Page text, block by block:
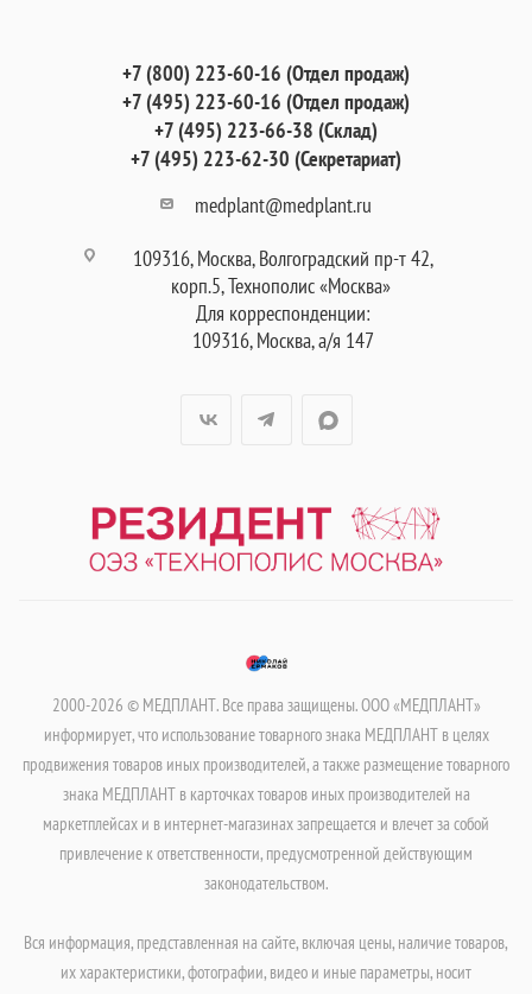
+7 (800) 223-60-16 (Отдел продаж)
+7 (495) 223-60-16 (Отдел продаж)
+7 (495) 223-66-38 (Склад)
+7 (495) 223-62-30 (Секретариат)
medplant@medplant.ru
109316, Москва, Волгоградский пр-т 42,
корп.5, Технополис «Москва»
Для корреспонденции:
109316, Москва, а/я 147
2000-2026 © МЕДПЛАНТ. Все права защищены. ООО «МЕДПЛАНТ»
информирует, что использование товарного знака МЕДПЛАНТ в целях
продвижения товаров иных производителей, а также размещение товарного
знака МЕДПЛАНТ в карточках товаров иных производителей на
маркетплейсах и в интернет-магазинах запрещается и влечет за собой
привлечение к ответственности, предусмотренной действующим
законодательством.
Вся информация, представленная на сайте, включая цены, наличие товаров,
их характеристики, фотографии, видео и иные параметры, носит